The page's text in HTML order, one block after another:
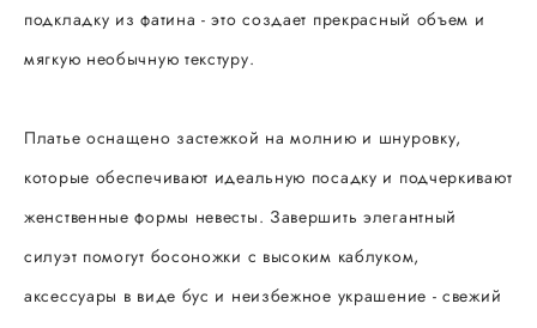
подкладку из фатина - это создает прекрасный объем и
мягкую необычную текстуру.
Платье оснащено застежкой на молнию и шнуровку,
которые обеспечивают идеальную посадку и подчеркивают
женственные формы невесты. Завершить элегантный
силуэт помогут босоножки с высоким каблуком,
аксессуары в виде бус и неизбежное украшение - свежий